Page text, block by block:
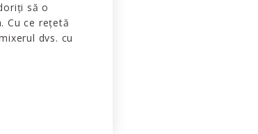
să o
Cu ce rețetă
dvs. cu